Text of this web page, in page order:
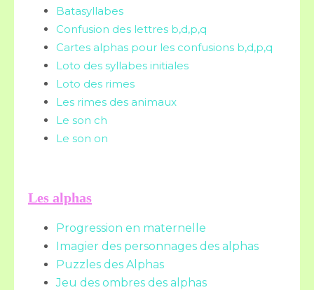
Batasyllabes
Confusion des lettres b,d,p,q
Cartes alphas pour les confusions b,d,p,q
Loto des syllabes initiales
Loto des rimes
Les rimes des animaux
Le son ch
Le son on
Les alphas
Progression en maternelle
Imagier des personnages des alphas
Puzzles des Alphas
Jeu des ombres des alphas